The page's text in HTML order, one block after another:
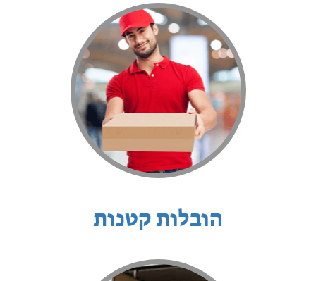
הובלות קטנות